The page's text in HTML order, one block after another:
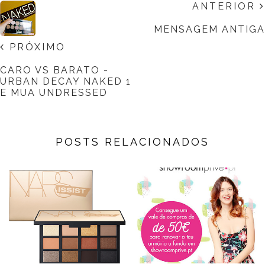
ANTERIOR
MENSAGEM ANTIGA
PRÓXIMO
CARO VS BARATO -
URBAN DECAY NAKED 1
E MUA UNDRESSED
POSTS RELACIONADOS